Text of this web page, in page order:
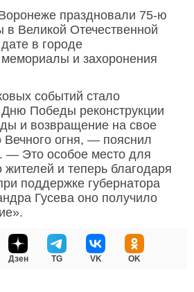
праздновали 75-ю
Великой Отечественной
в городе
мемориалы и захоронения
событий стало
Победы реконструкции
и возвращение на свое
Вечного огня, — пояснил
— Это особое место для
и теперь благодаря
поддержке губернатора
Гусева оно получило
Дзен TG VK OK